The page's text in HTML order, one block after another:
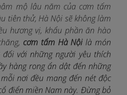
mộ lâu năm của cơm tấm
tiên thử, Hà Nội sẽ không làm
hương vị, khẩu phần ăn hào
cơm tấm Hà Nội là món
với những người yêu thích
hàng rong ẩn dật đến những
nơi đều mang đến nét độc
điển miền Nam này. Đừng bỏ